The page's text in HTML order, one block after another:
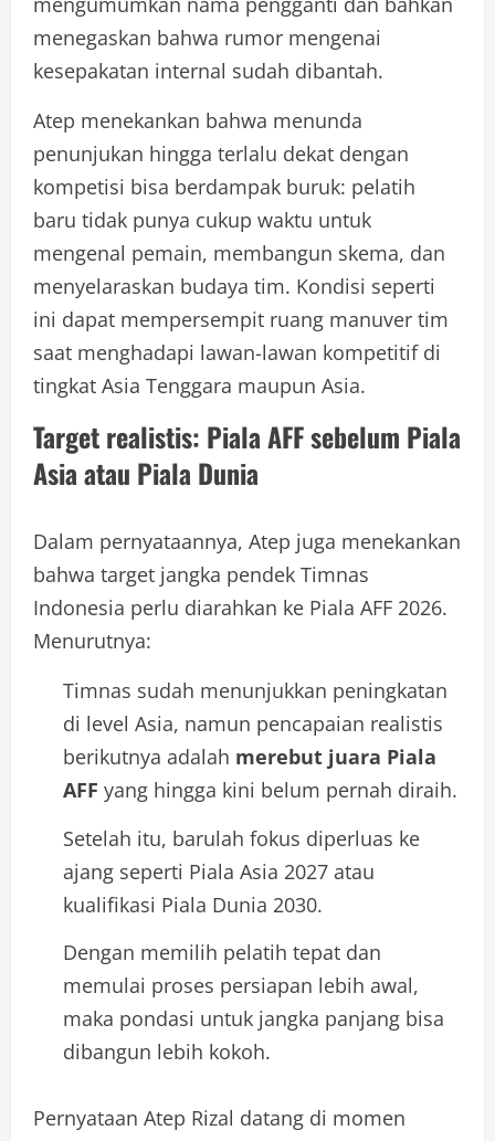
menegaskan bahwa rumor mengenai
kesepakatan internal sudah dibantah.
Atep menekankan bahwa menunda
penunjukan hingga terlalu dekat dengan
kompetisi bisa berdampak buruk: pelatih
baru tidak punya cukup waktu untuk
mengenal pemain, membangun skema, dan
menyelaraskan budaya tim. Kondisi seperti
ini dapat mempersempit ruang manuver tim
saat menghadapi lawan-lawan kompetitif di
tingkat Asia Tenggara maupun Asia.
Target realistis: Piala AFF sebelum Piala
Asia atau Piala Dunia
Dalam pernyataannya, Atep juga menekankan
bahwa target jangka pendek Timnas
Indonesia perlu diarahkan ke Piala AFF 2026.
Menurutnya:
Timnas sudah menunjukkan peningkatan
di level Asia, namun pencapaian realistis
berikutnya adalah merebut juara Piala
AFF yang hingga kini belum pernah diraih.
Setelah itu, barulah fokus diperluas ke
ajang seperti Piala Asia 2027 atau
kualifikasi Piala Dunia 2030.
Dengan memilih pelatih tepat dan
memulai proses persiapan lebih awal,
maka pondasi untuk jangka panjang bisa
dibangun lebih kokoh.
Pernyataan Atep Rizal datang di momen